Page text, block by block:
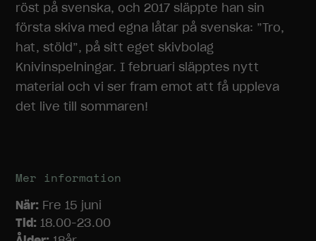
röst på svenska, och 2017 släppte han sin
första skiva med egna låtar på svenska: ”Tro,
hat, stöld”, på sitt eget skivbolag
Knivinspelningar. I februari släpptes nytt
material och vi ser fram emot att få uppleva
det live till sommaren!
Mer information
När: Fre 15 juni
Tid: 18.00-23.00